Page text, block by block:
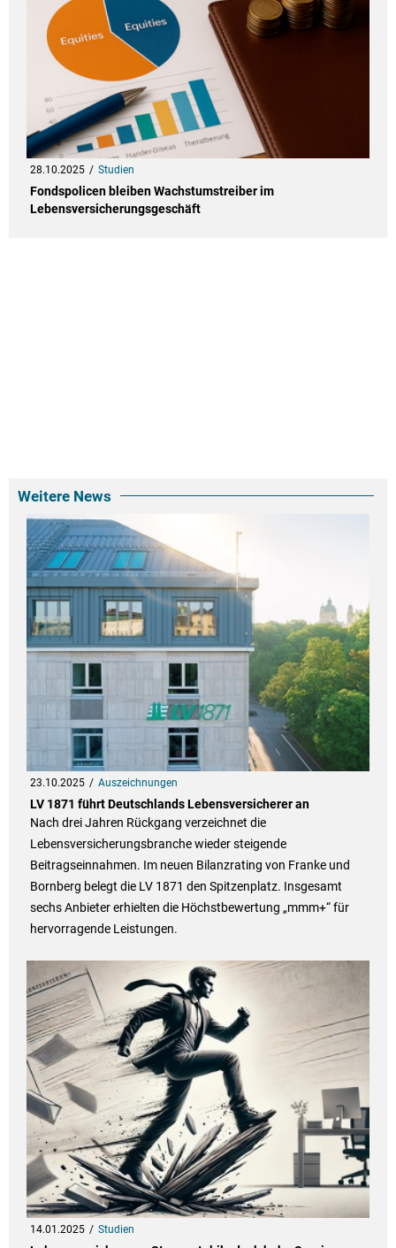
28.10.2025 Studien
Fondspolicen bleiben Wachstumstreiber im
Lebensversicherungsgeschäft
Weitere News
23.10.2025 Auszeichnungen
LV 1871 führt Deutschlands Lebensversicherer an
Nach drei Jahren Rückgang verzeichnet die
Lebensversicherungsbranche wieder steigende
Beitragseinnahmen. Im neuen Bilanzrating von Franke und
Bornberg belegt die LV 1871 den Spitzenplatz. Insgesamt
sechs Anbieter erhielten die Höchstbewertung „mmm+“ für
hervorragende Leistungen.
14.01.2025 Studien